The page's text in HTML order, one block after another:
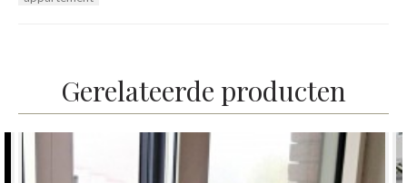
Gerelateerde producten